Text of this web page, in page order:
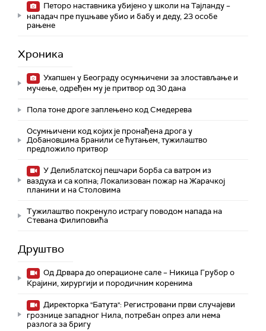
Петоро наставника убијено у школи на Тајланду –
нападач пре пуцњаве убио и бабу и деду, 23 особе
рањене
Хроника
Ухапшен у Београду осумњичени за злостављање и
мучење, одређен му је притвор од 30 дана
Пола тоне дроге заплењено код Смедерева
Осумњичени код којих је пронађена дрога у
Добановцима бранили се ћутањем, тужилаштво
предложило притвор
У Делиблатској пешчари борба са ватром из
ваздуха и са копна; Локализован пожар на Жарачкој
планини и на Столовима
Тужилаштво покренуло истрагу поводом напада на
Стевана Филиповића
Друштво
Од Дрвара до операционе сале – Никица Грубор о
Крајини, хирургији и породичним коренима
Директорка "Батута": Регистровани први случајеви
грознице западног Нила, потребан опрез али нема
разлога за бригу